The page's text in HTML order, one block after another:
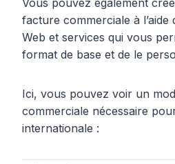
Vous pouvez également
facture commerciale à l’aide
Web et services qui vous
format de base et de le
Ici, vous pouvez voir un
commerciale nécessaire
internationale :